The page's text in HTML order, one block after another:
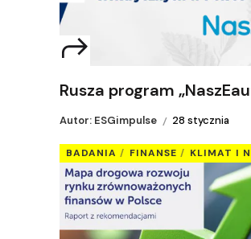
Rusza program
Autor: ESGimpulse 28 stycznia
BADANIA FINANSE KLIMAT I